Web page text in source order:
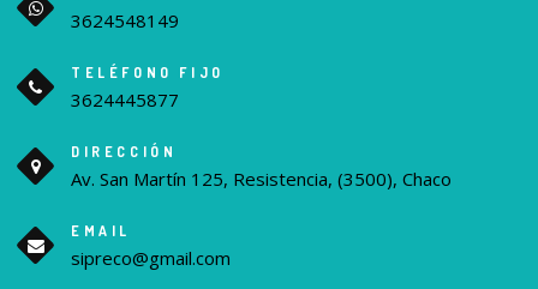
3624548149
TELÉFONO FIJO
3624445877
DIRECCIÓN
Av. San Martín 125, Resistencia, (3500), Chaco
EMAIL
sipreco@gmail.com